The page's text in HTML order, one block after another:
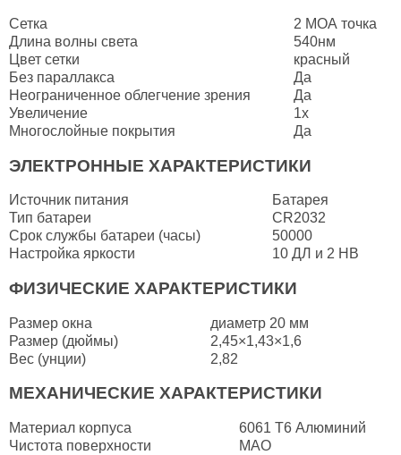
Сетка
2 МОА точка
Длина волны света
540нм
Цвет сетки
красный
Без параллакса
Да
Неограниченное облегчение зрения
Да
Увеличение
1x
Многослойные покрытия
Да
ЭЛЕКТРОННЫЕ ХАРАКТЕРИСТИКИ
Источник питания
Батарея
Тип батареи
CR2032
Срок службы батареи (часы)
50000
Настройка яркости
10 ДЛ и 2 НВ
ФИЗИЧЕСКИЕ ХАРАКТЕРИСТИКИ
Размер окна
диаметр 20 мм
Размер (дюймы)
2,45×1,43×1,6
Вес (унции)
2,82
МЕХАНИЧЕСКИЕ ХАРАКТЕРИСТИКИ
Материал корпуса
6061 Т6 Алюминий
Чистота поверхности
МАО